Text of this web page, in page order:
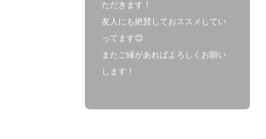
ただきます！
友人にも絶賛しておススメしてい
ってます😊
またご縁があればよろしくお願い
します！